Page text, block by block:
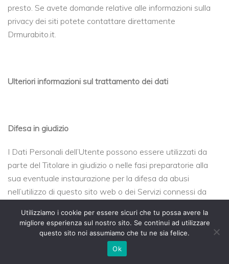
presto. Se avete domande relative alle informazioni sulla
privacy dei siti potete contattare direttamente
Drmurabito.it.
Ulteriori informazioni sul trattamento dei dati
Difesa in giudizio
I Dati Personali dell’Utente possono essere utilizzati da
parte del Titolare in giudizio o nelle fasi preparatorie alla
sua eventuale instaurazione per la difesa da abusi
nell’utilizzo di questo sito web o dei Servizi connessi da
che il Titolare potrebbe essere obbligato a rivelare i Dati
per ordine delle autorità pubbliche.
Utilizziamo i cookie per essere sicuri che tu possa avere la
migliore esperienza sul nostro sito. Se continui ad utilizzare
questo sito noi assumiamo che tu ne sia felice.
Ok